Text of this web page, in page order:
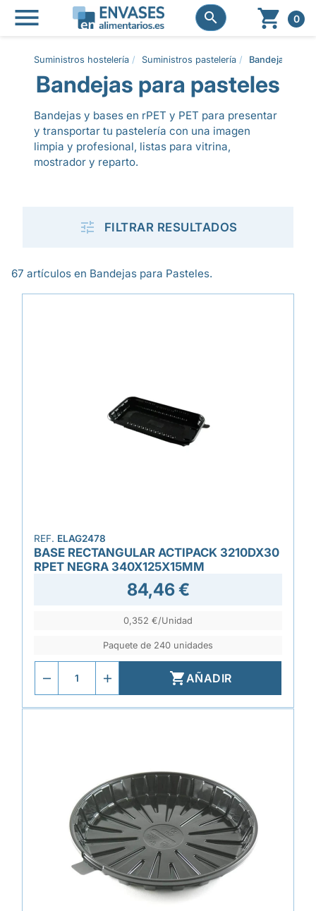
 
  0
Suministros hostelería Suministros pastelería Bandejas para
Bandejas para pasteles
Bandejas y bases en rPET y PET para presentar
y transportar tu pastelería con una imagen
limpia y profesional, listas para vitrina,
mostrador y reparto.
 FILTRAR RESULTADOS
67 artículos en Bandejas para Pasteles.
REF. ELAG2478
BASE RECTANGULAR ACTIPACK 3210DX30
RPET NEGRA 340X125X15MM
84,46 €
0,352 €/Unidad
Paquete de 240 unidades
AÑADIR